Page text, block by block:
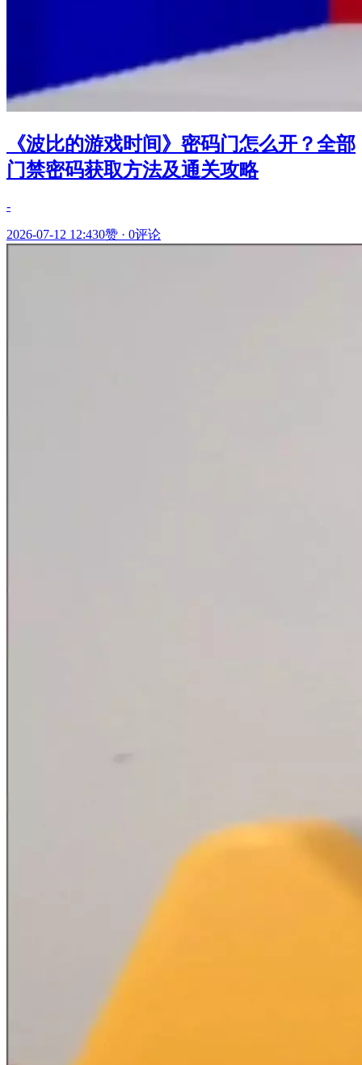
《波比的游戏时间》密码门怎么开？全部
门禁密码获取方法及通关攻略
-
2026-07-12 12:430赞 · 0评论